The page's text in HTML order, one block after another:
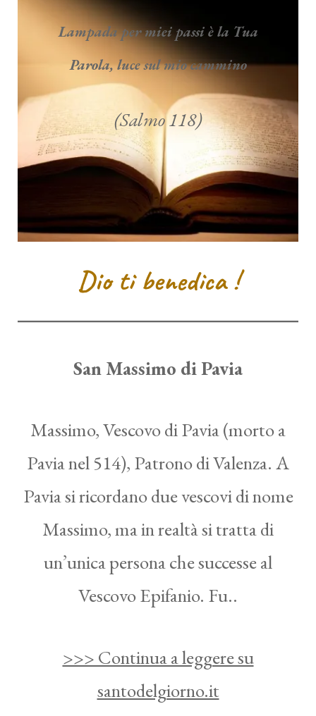
Lampada per miei passi è la Tua
Parola, luce sul mio cammino
(Salmo 118)
Dio ti benedica !
San Massimo di Pavia
Massimo, Vescovo di Pavia (morto a
Pavia nel 514), Patrono di Valenza. A
Pavia si ricordano due vescovi di nome
Massimo, ma in realtà si tratta di
un’unica persona che successe al
Vescovo Epifanio. Fu..
>>> Continua a leggere su
santodelgiorno.it